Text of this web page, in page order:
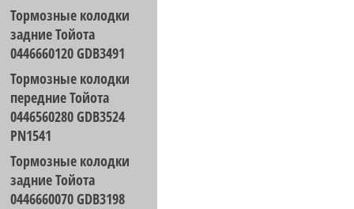
Тормозные колодки
задние Тойота
0446660120 GDB3491
Тормозные колодки
передние Тойота
0446560280 GDB3524
PN1541
Тормозные колодки
задние Тойота
0446660070 GDB3198